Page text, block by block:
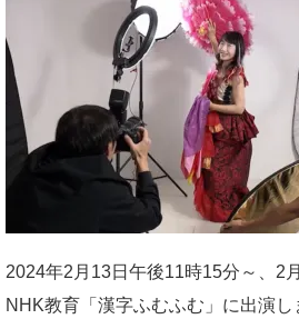
2024年2月13日午後11時15分～、2
NHK教育「漢字ふむふむ」に出演し